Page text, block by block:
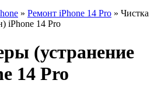
» Ремонт iPhone 14 Pro » Чистка
iPhone 14 Pro
(устранение
14 Pro